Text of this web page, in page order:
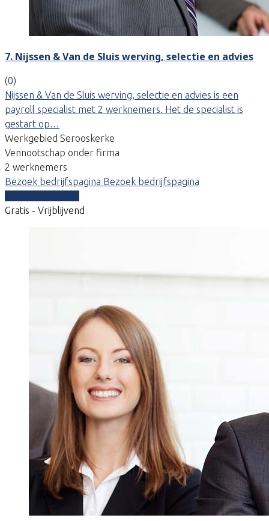
7. Nijssen & Van de Sluis werving, selectie en advies
(0)
Nijssen & Van de Sluis werving, selectie en advies is een
payroll specialist met 2 werknemers. Het de specialist is
gestart op…
Werkgebied Serooskerke
Vennootschap onder firma
2 werknemers
Bezoek bedrijfspagina Bezoek bedrijfspagina
Gratis - Vrijblijvend